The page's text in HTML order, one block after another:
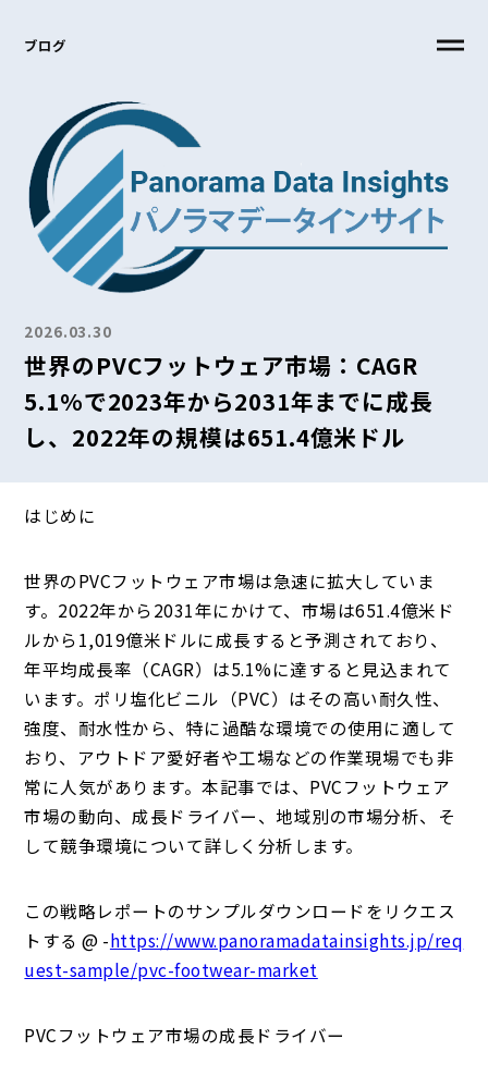
ブログ
2026.03.30
世界のPVCフットウェア市場：CAGR
5.1%で2023年から2031年までに成長
し、2022年の規模は651.4億米ドル
はじめに
世界のPVCフットウェア市場は急速に拡大していま
す。2022年から2031年にかけて、市場は651.4億米ド
ルから1,019億米ドルに成長すると予測されており、
年平均成長率（CAGR）は5.1%に達すると見込まれて
います。ポリ塩化ビニル（PVC）はその高い耐久性、
強度、耐水性から、特に過酷な環境での使用に適して
おり、アウトドア愛好者や工場などの作業現場でも非
常に人気があります。本記事では、PVCフットウェア
市場の動向、成長ドライバー、地域別の市場分析、そ
して競争環境について詳しく分析します。
この戦略レポートのサンプルダウンロードをリクエス
トする @ -https://www.panoramadatainsights.jp/req
uest-sample/pvc-footwear-market
PVCフットウェア市場の成長ドライバー